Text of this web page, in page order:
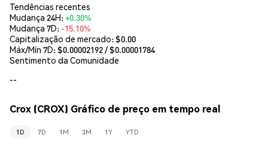
Tendências recentes
Mudança 24H:+0.30%
Mudança 7D: -15.10%
Capitalização de mercado:$0.00
Máx/Mín 7D: $0.00002192/ $0.00001784
Sentimento da Comunidade
--
Crox (CROX) Gráfico de preço em tempo real
1D 7D 1M 3M 1Y YTD